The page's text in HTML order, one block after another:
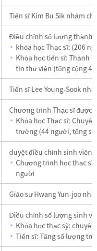
Tiến sĩ Kim Bu Sik nhậm
Điều chỉnh số lượng thành
khóa học Thạc sĩ: (206
Khóa học tiến sĩ: Thành
tin thư viện (tổng cộng
Tiến sĩ Lee Young-Sook
Chương trình Thạc sĩ được
Khóa học Thạc sĩ:
trường (44 người, tổng
duyệt điều chỉnh sinh viên
Chương trình học thạc
người
Giáo sư Hwang Yun-joo
Điều chỉnh số lượng sinh
Khóa học thạc sỹ:
Tiến sĩ: Tăng số lượng